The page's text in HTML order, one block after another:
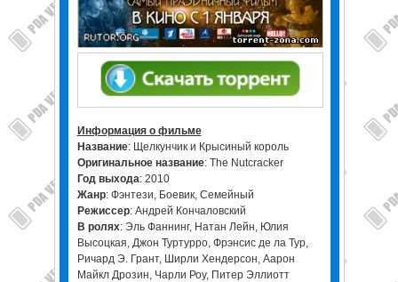
Информация о фильме
Название: Щелкунчик и Крысиный король
Оригинальное название: The Nutcracker
Год выхода: 2010
Жанр: Фэнтези, Боевик, Семейный
Режиссер: Андрей Кончаловский
В ролях: Эль Фаннинг, Натан Лейн, Юлия
Высоцкая, Джон Туртурро, Фрэнсис де ла Тур,
Ричард Э. Грант, Ширли Хендерсон, Аарон
Майкл Дрозин, Чарли Роу, Питер Эллиотт